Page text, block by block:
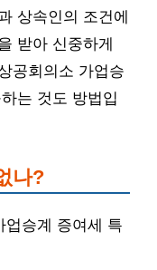
상속인의 조건에
받아 신중하게
공회의소 가업승
는 것도 방법입
나?
업승계 증여세 특